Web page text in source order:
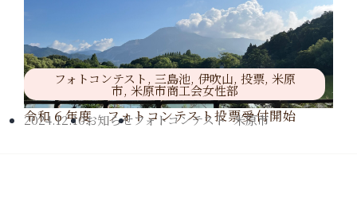
フォトコンテスト, 三島池, 伊吹山, 投票, 米原
市, 米原市商工会女性部
令和６年度 フォトコンテスト投票受付開始
2024.12.10お知らせフォトコンテスト,米原市